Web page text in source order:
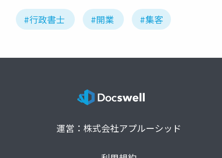
#行政書士 #開業 #集客
運営：株式会社アプルーシッド